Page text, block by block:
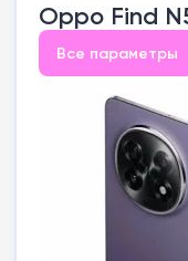
Oppo Find
Все параметры